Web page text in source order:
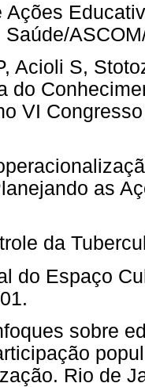
Ações
Saúde/
Acioli S,
do
VI
as
da
do Espaço
sobre
Rio de